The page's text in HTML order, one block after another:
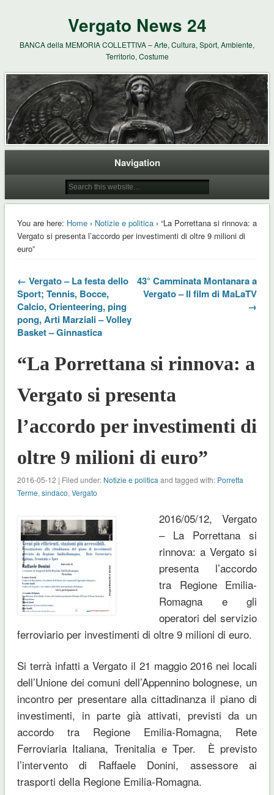
Vergato News 24
BANCA della MEMORIA COLLETTIVA – Arte, Cultura, Sport, Ambiente,
Territorio, Costume
Navigation
You are here: Home› Notizie e politica› “La Porrettana si rinnova: a
Vergato si presenta l’accordo per investimenti di oltre 9 milioni di
euro”
← Vergato – La festa dello
Sport; Tennis, Bocce,
Calcio, Orienteering, ping
pong, Arti Marziali – Volley
Basket – Ginnastica
43° Camminata Montanara a
Vergato – Il film di MaLaTV
→
“La Porrettana si rinnova: a
Vergato si presenta
l’accordo per investimenti di
oltre 9 milioni di euro”
2016-05-12 | Filed under: Notizie e politica and tagged with: Porretta
Terme, sindaco, Vergato
2016/05/12, Vergato
– La Porrettana si
rinnova: a Vergato si
presenta l’accordo
tra Regione Emilia-
Romagna e gli
operatori del servizio
ferroviario per investimenti di oltre 9 milioni di euro.
Si terrà infatti a Vergato il 21 maggio 2016 nei locali
dell’Unione dei comuni dell’Appennino bolognese, un
incontro per presentare alla cittadinanza il piano di
investimenti, in parte già attivati, previsti da un
accordo tra Regione Emilia-Romagna, Rete
Ferroviaria Italiana, Trenitalia e Tper. È previsto
l’intervento di Raffaele Donini, assessore ai
trasporti della Regione Emilia-Romagna.